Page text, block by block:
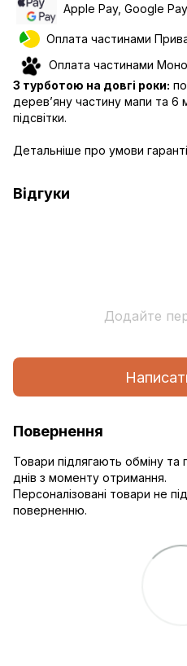
Apple Pay, Google Pay
Оплата частинами
Оплата частинами
З турботою на довгі роки:
дерев’яну частину мапи та 6
підсвітки.
Детальніше про умови
Відгуки
Додайте
Повернення
Товари підлягають обміну
днів з моменту отримання.
Персоналізовані товари не
поверненню.